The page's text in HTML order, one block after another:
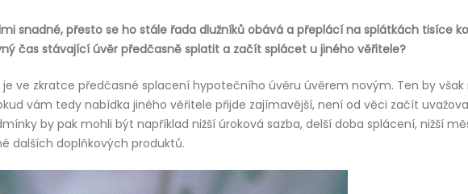
snadné, přesto se ho stále řada dlužníků obává a přeplácí na splátkách tisíce
čas stávající úvěr předčasně splatit a začít splácet u jiného věřitele?
je ve zkratce předčasné splacení hypotečního úvěru úvěrem novým. Ten by však
vám tedy nabídka jiného věřitele přijde zajímavější, není od věci začít
by pak mohli být například nižší úroková sazba, delší doba splácení, nižší
dalších doplňkových produktů.